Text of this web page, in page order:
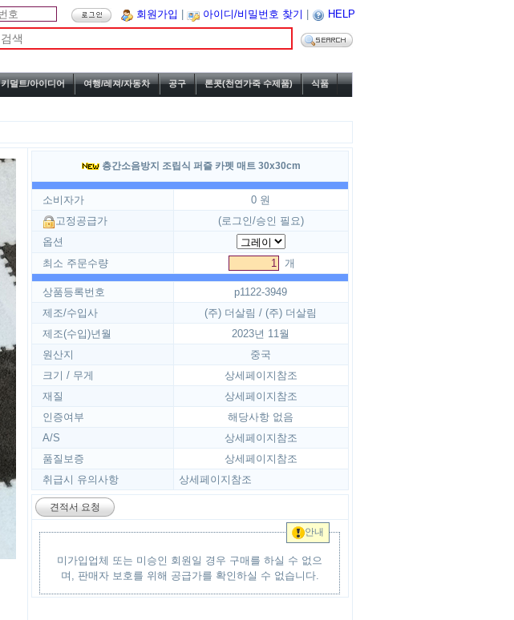
회원가입 아이디/비밀번호 찾기 HELP
키덜트/아이디어 여행/레져/자동차 공구 론콧(천연가죽 수제품) 식품
층간소음방지 조립식 퍼즐 카펫 매트 30x30cm
소비자가
0 원
고정공급가
(로그인/승인 필요)
옵션
최소 주문수량
개
상품등록번호
p1122-3949
제조/수입사
(주) 더살림 / (주) 더살림
제조(수입)년월
2023년 11월
원산지
중국
크기 / 무게
상세페이지참조
재질
상세페이지참조
인증여부
해당사항 없음
A/S
상세페이지참조
품질보증
상세페이지참조
취급시 유의사항
상세페이지참조
견적서 요청
안내
미가입업체 또는 미승인 회원일 경우 구매를 하실 수 없으
며, 판매자 보호를 위해 공급가를 확인하실 수 없습니다.